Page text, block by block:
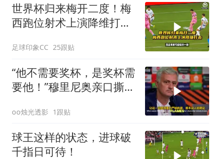
世界杯归来梅开二度！梅
西跑位射术上演降维打
足球印象CC 25跟贴
“他不需要奖杯，是奖杯需
要他！”穆里尼奥亲口撕碎
了谁？
oo烛光透影 1跟贴
球王这样的状态，进球破
千指日可待！